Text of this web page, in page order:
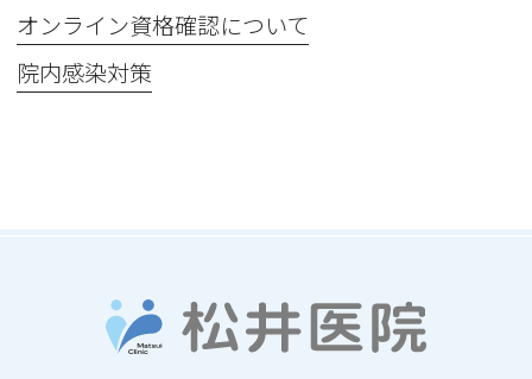
オンライン資格確認について
院内感染対策